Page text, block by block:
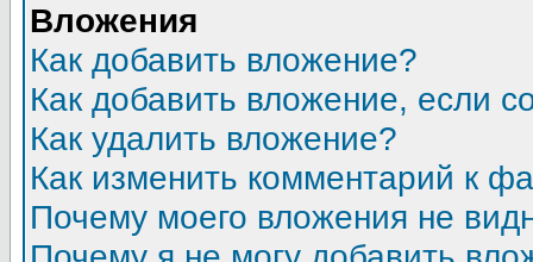
Вложения
Как добавить вложение?
Как добавить вложение, если
Как удалить вложение?
Как изменить комментарий к
Почему моего вложения не